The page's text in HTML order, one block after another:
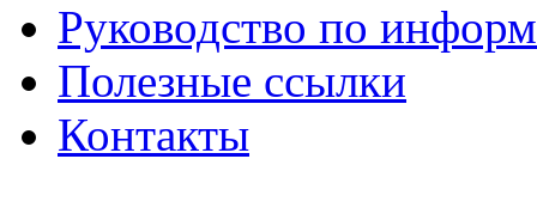
Руководство по
Полезные ссылки
Контакты